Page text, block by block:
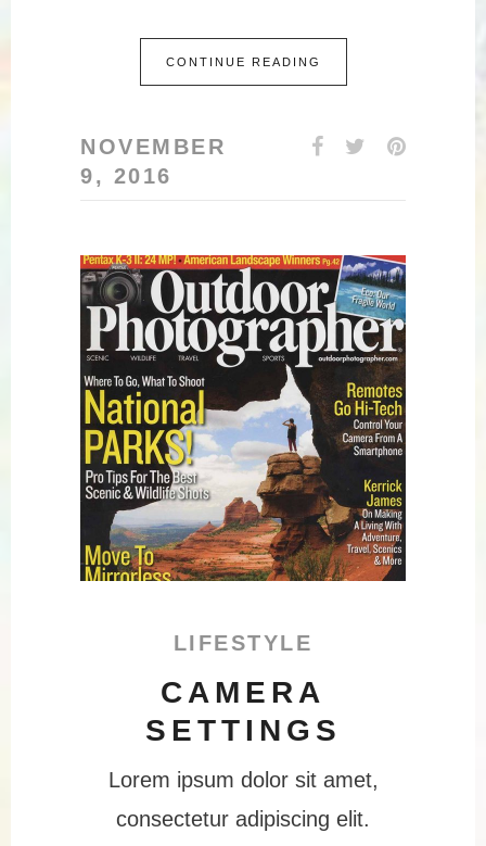
CONTINUE READING
NOVEMBER
9, 2016
LIFESTYLE
CAMERA
SETTINGS
Lorem ipsum dolor sit amet,
consectetur adipiscing elit.